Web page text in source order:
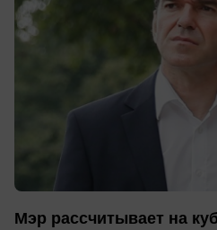
Мэр рассчитывает на